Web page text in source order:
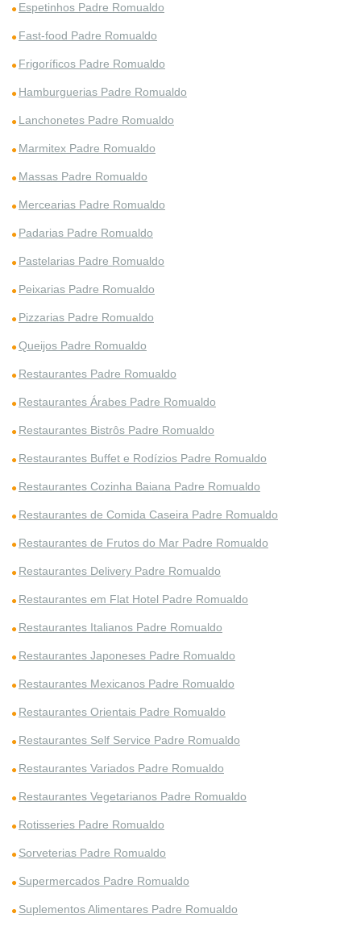
Espetinhos Padre Romualdo
Fast-food Padre Romualdo
Frigoríficos Padre Romualdo
Hamburguerias Padre Romualdo
Lanchonetes Padre Romualdo
Marmitex Padre Romualdo
Massas Padre Romualdo
Mercearias Padre Romualdo
Padarias Padre Romualdo
Pastelarias Padre Romualdo
Peixarias Padre Romualdo
Pizzarias Padre Romualdo
Queijos Padre Romualdo
Restaurantes Padre Romualdo
Restaurantes Árabes Padre Romualdo
Restaurantes Bistrôs Padre Romualdo
Restaurantes Buffet e Rodízios Padre Romualdo
Restaurantes Cozinha Baiana Padre Romualdo
Restaurantes de Comida Caseira Padre Romualdo
Restaurantes de Frutos do Mar Padre Romualdo
Restaurantes Delivery Padre Romualdo
Restaurantes em Flat Hotel Padre Romualdo
Restaurantes Italianos Padre Romualdo
Restaurantes Japoneses Padre Romualdo
Restaurantes Mexicanos Padre Romualdo
Restaurantes Orientais Padre Romualdo
Restaurantes Self Service Padre Romualdo
Restaurantes Variados Padre Romualdo
Restaurantes Vegetarianos Padre Romualdo
Rotisseries Padre Romualdo
Sorveterias Padre Romualdo
Supermercados Padre Romualdo
Suplementos Alimentares Padre Romualdo